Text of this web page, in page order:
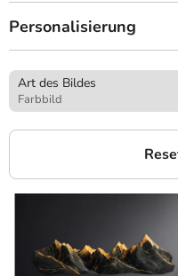
Personalisierung
Art des Bildes
Farbbild
L